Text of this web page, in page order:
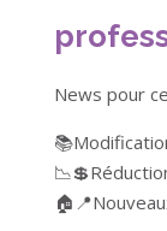
News pour